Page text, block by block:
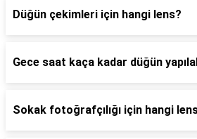
Düğün çekimleri için hangi lens?
Gece saat kaça kadar düğün
Sokak fotoğrafçılığı için hangi